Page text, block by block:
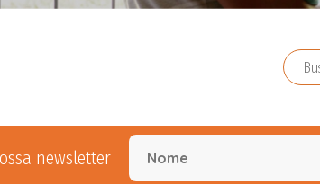
newsletter